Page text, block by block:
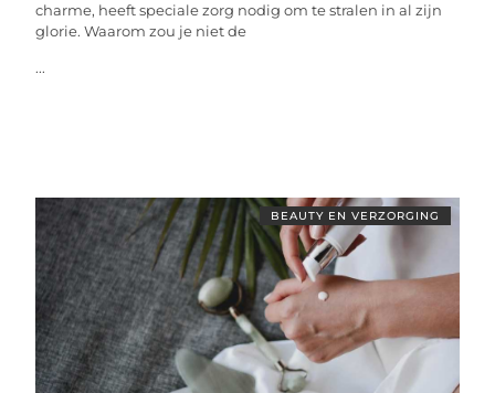
charme, heeft speciale zorg nodig om te stralen in al zijn
glorie. Waarom zou je niet de
...
BEAUTY EN VERZORGING